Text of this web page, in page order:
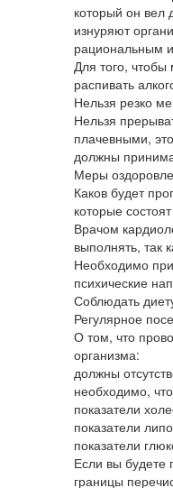
который он вел
изнуряют
рациональным
Для того,
распивать
Нельзя резко
Нельзя
плачевными,
должны
Меры
Каков будет
которые
Врачом
выполнять, так
Необходимо
психические
Соблюдать
Регулярное
О том, что
организма:
должны
необходимо,
показатели
показатели
показатели
Если вы будете
границы